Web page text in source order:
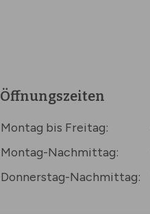
Öffnungszeiten
Montag bis Freitag:
Montag-Nachmittag:
Donnerstag-Nachmittag: